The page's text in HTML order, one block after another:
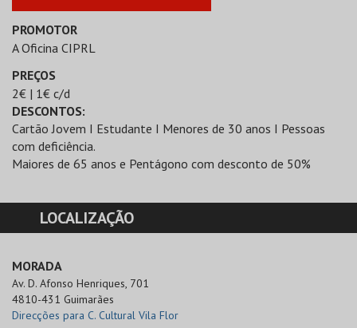
PROMOTOR
A Oficina CIPRL
PREÇOS
2€ | 1€ c/d
DESCONTOS:
Cartão Jovem I Estudante I Menores de 30 anos I Pessoas
com deficiência.
Maiores de 65 anos e Pentágono com desconto de 50%
LOCALIZAÇÃO
MORADA
Av. D. Afonso Henriques, 701
4810-431 Guimarães
Direcções para C. Cultural Vila Flor